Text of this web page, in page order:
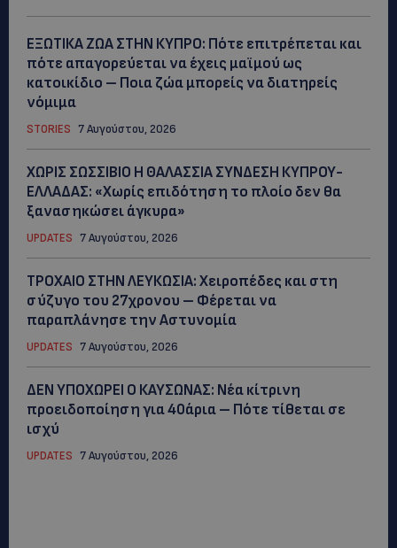
ΕΞΩΤΙΚΑ ΖΩΑ ΣΤΗΝ ΚΥΠΡΟ: Πότε επιτρέπεται και
πότε απαγορεύεται να έχεις μαϊμού ως
κατοικίδιο – Ποια ζώα μπορείς να διατηρείς
νόμιμα
STORIES 7 Αυγούστου, 2026
ΧΩΡΙΣ ΣΩΣΣΙΒΙΟ Η ΘΑΛΑΣΣΙΑ ΣΥΝΔΕΣΗ ΚΥΠΡΟΥ-
ΕΛΛΑΔΑΣ: «Χωρίς επιδότηση το πλοίο δεν θα
ξανασηκώσει άγκυρα»
UPDATES 7 Αυγούστου, 2026
ΤΡΟΧΑΙΟ ΣΤΗΝ ΛΕΥΚΩΣΙΑ: Χειροπέδες και στη
σύζυγο του 27χρονου – Φέρεται να
παραπλάνησε την Αστυνομία
UPDATES 7 Αυγούστου, 2026
ΔΕΝ ΥΠΟΧΩΡΕΙ Ο ΚΑΥΣΩΝΑΣ: Νέα κίτρινη
προειδοποίηση για 40άρια – Πότε τίθεται σε
ισχύ
UPDATES 7 Αυγούστου, 2026